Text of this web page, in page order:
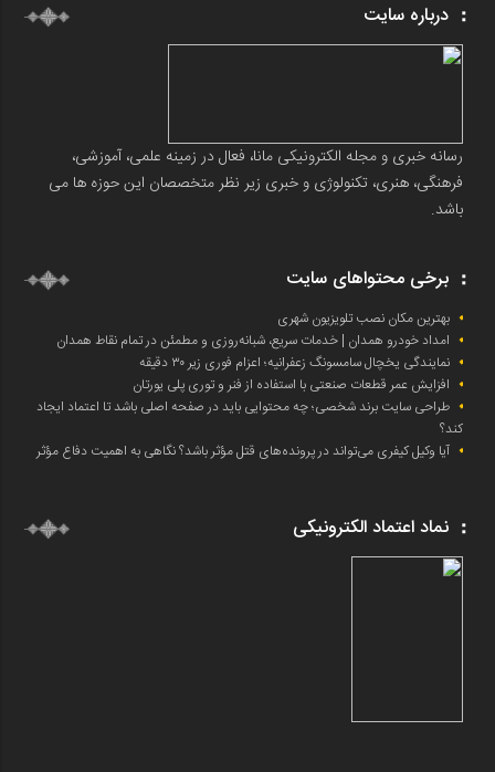
درباره سایت
رسانه خبری و مجله الکترونیکی مانا، فعال در زمینه علمی، آموزشی،
فرهنگی، هنری، تکنولوژی و خبری زیر نظر متخصصان این حوزه ها می
باشد.
برخی محتواهای سایت
بهترین مکان نصب تلویزیون شهری
امداد خودرو همدان | خدمات سریع، شبانه‌روزی و مطمئن در تمام نقاط همدان
نمایندگی یخچال سامسونگ زعفرانیه؛ اعزام فوری زیر ۳۰ دقیقه
افزایش عمر قطعات صنعتی با استفاده از فنر و توری پلی یورتان
طراحی سایت برند شخصی؛ چه محتوایی باید در صفحه اصلی باشد تا اعتماد ایجاد
کند؟
آیا وکیل کیفری می‌تواند در پرونده‌های قتل مؤثر باشد؟ نگاهی به اهمیت دفاع مؤثر
نماد اعتماد الکترونیکی